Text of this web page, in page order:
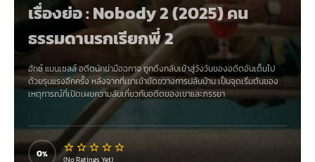
เรื่องย่อ : Nobody 2 (2025) คน
ธรรมดานรกเรียกพี่ 2
ฮัทช์ แมนเซลล์ อดีตนักฆ่ามือฉกาจ ถูกดึงกลับเข้าสู่วังวันของอดีตอันเต็มไป
ด้วยรุนแรงอีกครั้ง หลังจากที่เขาเข้าขัดขวางการปล้นบ้าน เป็นจุดเริ่มต้นของ
เหตุการณ์ที่เปิดเผยความลับเกี่ยวกับอดีตของเขาและภรรยา
0 (No Ratings Yet)